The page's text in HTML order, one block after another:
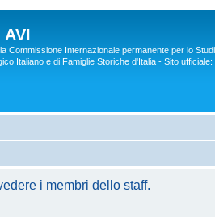
AVI
Commissione Internazionale permanente per lo
Italiano e di Famiglie Storiche d'Italia - Sito ufficiale:
i membri dello staff.